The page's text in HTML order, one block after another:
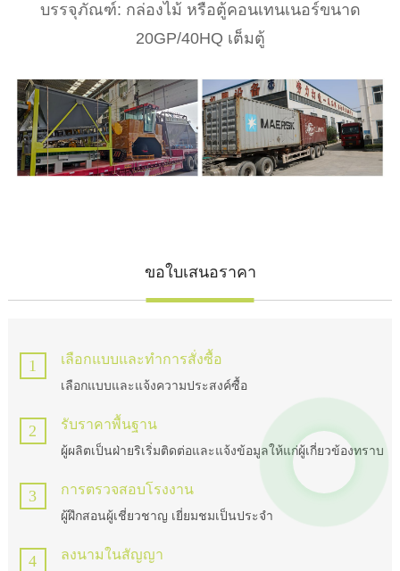
บรรจุภัณฑ์: กล่องไม้ หรือตู้คอนเทนเนอร์ขนาด
20GP/40HQ เต็มตู้
ขอใบเสนอราคา
1 เลือกแบบและทำการสั่งซื้อ
เลือกแบบและแจ้งความประสงค์ซื้อ
2 รับราคาพื้นฐาน
ผู้ผลิตเป็นฝ่ายริเริ่มติดต่อและแจ้งข้อมูลให้แก่ผู้เกี่ยวข้องทราบ
3 การตรวจสอบโรงงาน
ผู้ฝึกสอนผู้เชี่ยวชาญ เยี่ยมชมเป็นประจำ
4 ลงนามในสัญญา